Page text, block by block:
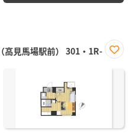
高見馬場駅前） 301・1R-
に入